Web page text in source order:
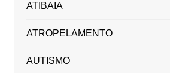
ATIBAIA
ATROPELAMENTO
AUTISMO